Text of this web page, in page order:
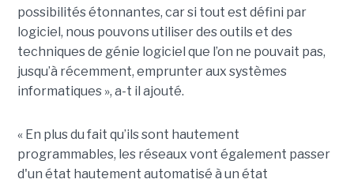
possibilités étonnantes, car si tout est défini par
logiciel, nous pouvons utiliser des outils et des
techniques de génie logiciel que l’on ne pouvait pas,
jusqu’à récemment, emprunter aux systèmes
informatiques », a-t il ajouté.
« En plus du fait qu’ils sont hautement
programmables, les réseaux vont également passer
d'un état hautement automatisé à un état